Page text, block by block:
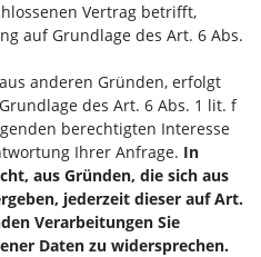
Vertrag betrifft,
auf Grundlage des Art. 6 Abs.
anderen Gründen, erfolgt
des Art. 6 Abs. 1 lit. f
berechtigten Interesse
Ihrer Anfrage. In
aus Gründen, die sich aus
jederzeit dieser auf Art.
Verarbeitungen Sie
Daten zu widersprechen.